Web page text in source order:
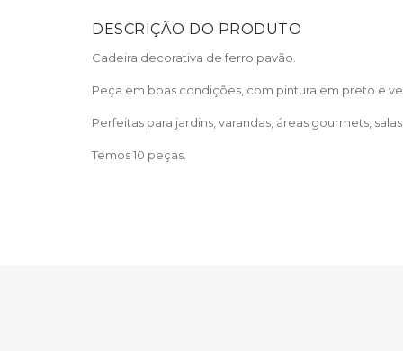
DESCRIÇÃO DO PRODUTO
Cadeira decorativa de ferro pavão.
Peça em boas condições, com pintura em preto e
Perfeitas para jardins, varandas, áreas gourmets,
Temos 10 peças.